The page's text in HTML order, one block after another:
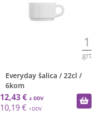
1
grt
Everyday šalica / 22cl /
6kom
12,43 €
10,19 €